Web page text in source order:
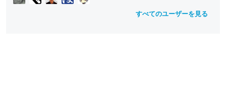
すべてのユーザーを見る